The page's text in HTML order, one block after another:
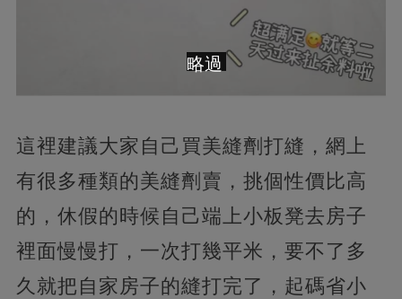
這裡建議大家自己買美縫劑打縫，網上
有很多種類的美縫劑賣，挑個性價比高
的，休假的時候自己端上小板凳去房子
裡面慢慢打，一次打幾平米，要不了多
久就把自家房子的縫打完了，起碼省小
略過